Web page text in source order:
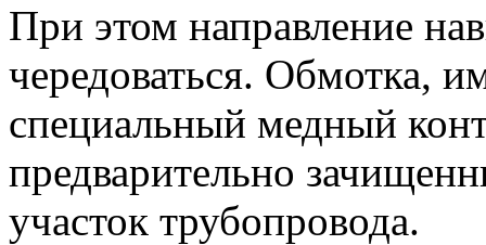
При этом направление
чередоваться. Обмотка,
специальный медный
предварительно
участок трубопровода.